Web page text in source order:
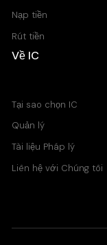
Nạp tiền
Rút tiền
Về IC
Tại sao chọn IC
Quản lý
Tài liệu Pháp lý
Liên hệ với Chúng tôi